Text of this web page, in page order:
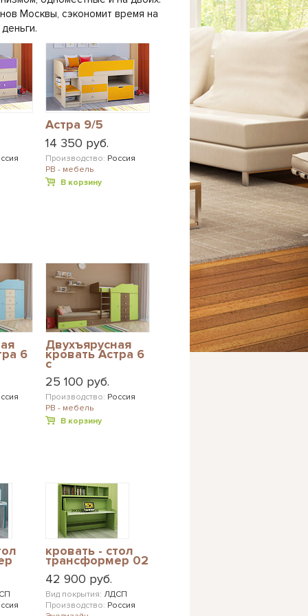
Москвы, сэкономит время на
Астра 9/5
14 350 руб.
Производство: Россия
РВ - мебель
В корзину
6
Двухъярусная
кровать Астра 6
с
фасадами
25 100 руб.
Производство: Россия
РВ - мебель
В корзину
кровать - стол
трансформер 02
42 900 руб.
Вид покрытия: ЛДСП
Производство: Россия